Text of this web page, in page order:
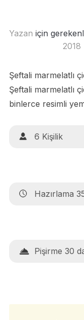
Yazan için
2018
Şeftali marmelatlı
Şeftali marmelatlı
binlerce resimli
6 Kişilik
Hazırlama
Pişirme 30